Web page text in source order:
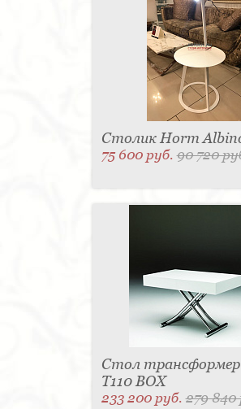
Столик Horm
75 600 руб.90 720
Стол трансформер
T110 BOX
233 200 руб.279 840